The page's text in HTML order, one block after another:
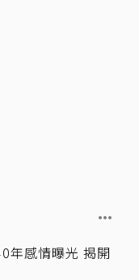
年感情曝光 揭開